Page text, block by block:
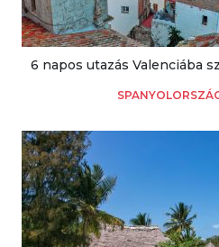
6 napos utazás Valenciába